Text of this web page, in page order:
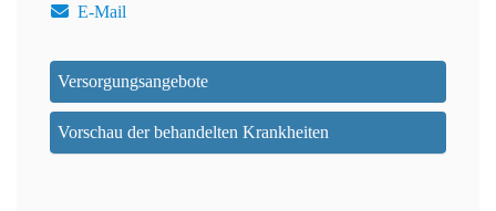
E-Mail
Versorgungsangebote
Vorschau der behandelten Krankheiten